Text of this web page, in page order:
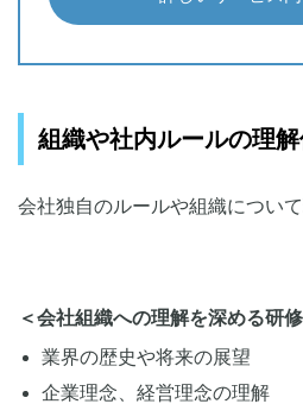
組織や社内ルールの理
会社独自のルールや組織につい
＜会社組織への理解を深める研
業界の歴史や将来の展望
企業理念、経営理念の理解